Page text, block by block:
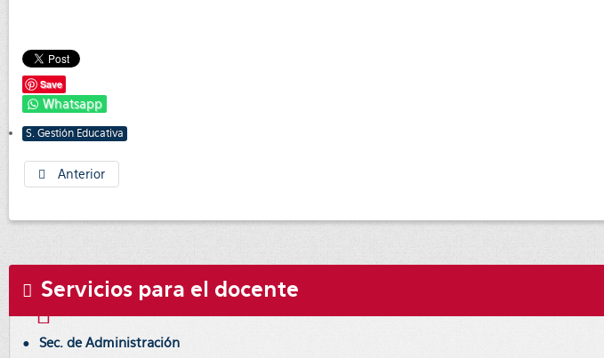
Save
Whatsapp
S. Gestión Educativa
Anterior
Servicios para el docente
Sec. de Administración